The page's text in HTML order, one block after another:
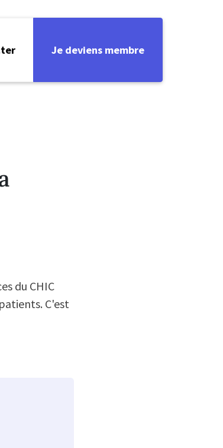
Je deviens membre
du CHIC
C'est